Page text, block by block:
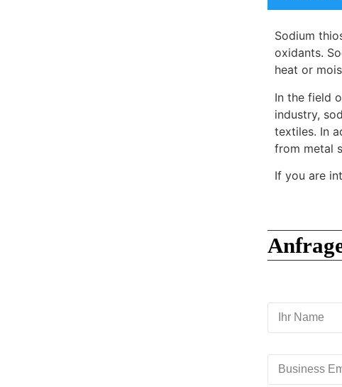
Sodium
oxidants.
heat or
In the field
industry,
textiles. In
from metal
If you are